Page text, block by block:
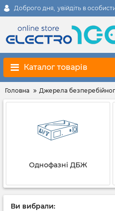
Доброго дня, увійдіть в
Каталог товарів
Головна Джерела
Однофазні ДБЖ
Ви вибрали: